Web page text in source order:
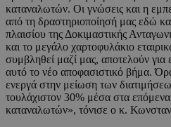
καταναλωτών. Οι γνώσεις και η
από τη δραστηριοποίησή μας εδώ
πλαισίου της Δοκιμαστικής
και το μεγάλο χαρτοφυλάκιο
συμβληθεί μαζί μας, αποτελούν για
αυτό το νέο αποφασιστικό βήμα.
ενεργά στην μείωση των
τουλάχιστον 30% μέσα στα
καταναλωτών», τόνισε ο κ.